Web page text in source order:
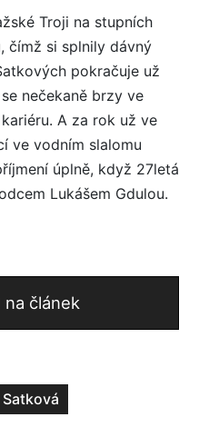
Troji na stupních
čímž si splnily dávný
pokračuje už
nečekaně brzy ve
A za rok už ve
ve vodním slalomu
úplně, když 27letá
Lukášem Gdulou.
článek